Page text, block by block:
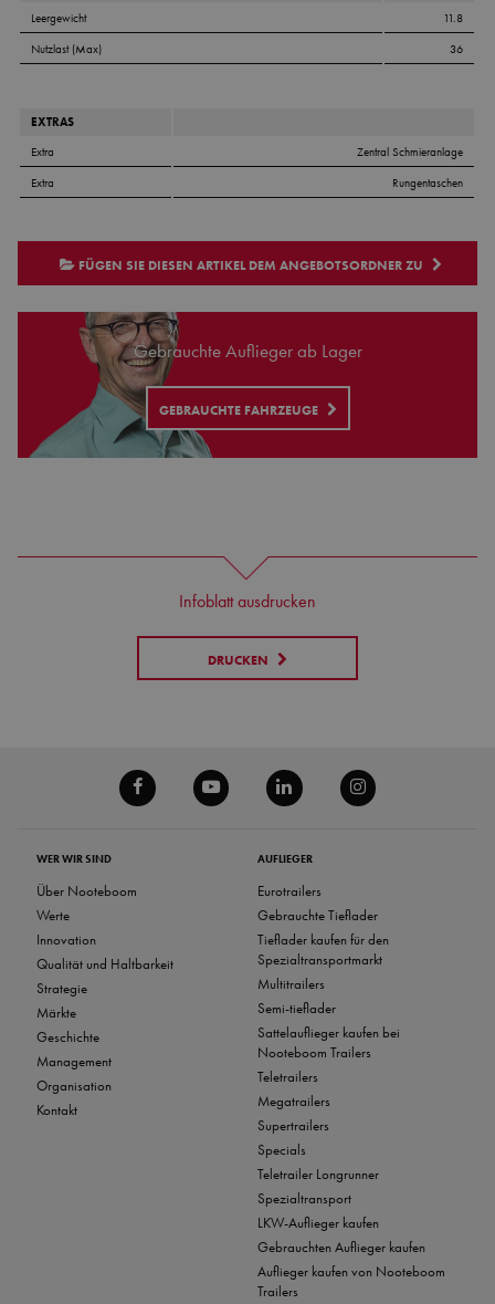
Leergewicht
11.8
Nutzlast (Max)
36
EXTRAS
Extra
Zentral Schmieranlage
Extra
Rungentaschen
FÜGEN SIE DIESEN ARTIKEL DEM ANGEBOTSORDNER ZU
Gebrauchte Auflieger ab Lager
GEBRAUCHTE FAHRZEUGE
Infoblatt ausdrucken
DRUCKEN
WER WIR SIND
Über Nooteboom
Werte
Innovation
Qualität und Haltbarkeit
Strategie
Märkte
Geschichte
Management
Organisation
Kontakt
AUFLIEGER
Eurotrailers
Gebrauchte Tieflader
Tieflader kaufen für den
Spezialtransportmarkt
Multitrailers
Semi-tieflader
Sattelauflieger kaufen bei
Nooteboom Trailers
Teletrailers
Megatrailers
Supertrailers
Specials
Teletrailer Longrunner
Spezialtransport
LKW-Auflieger kaufen
Gebrauchten Auflieger kaufen
Auflieger kaufen von Nooteboom
Trailers